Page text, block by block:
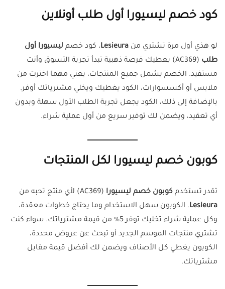
كود خصم ليسيورا أول طلب أونلاين
لو هذي أول مرة تشتري من Lesieura، كود خصم ليسيورا أول
طلب
(AC369) يعطيك فرصة ذهبية تبدأ تجربة التسوق وأنت
مستفيد. الخصم يشمل جميع المنتجات، يعني مهما اخترت من
ملابس أو أكسسوارات، الكود يغطيك ويخلي مشترياتك أوفر.
بالإضافة إلى ذلك، الكود يجعل تجربة الطلب الأول سهلة وبدون
أي تعقيد، ويضمن لك توفير سريع من أول عملية شراء.
كوبون خصم ليسيورا لكل المنتجات
تقدر تستخدم كوبون خصم ليسيورا (AC369) لأي منتج تحبه من
Lesieura. الكوبون سهل الاستخدام وما يحتاج خطوات معقدة،
وكل عملية شراء تخليك توفر 5% من قيمة مشترياتك. سواء كنت
تشتري منتجات الموسم الجديد أو تبحث عن عروض محددة،
الكوبون يغطي كل الأصناف ويضمن لك أفضل قيمة مقابل
مشترياتك.